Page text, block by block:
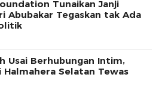
Tunaikan Janji
Abubakar Tegaskan tak Ada
Usai Berhubungan Intim,
Halmahera Selatan Tewas